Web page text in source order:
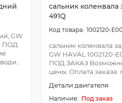
GW
ПОД
сальник коленвала
491Q
1002120-
сальник коленвала
GW HAVAL 1002120-
ПОД ЗАКАЗ
цены. Оплата заказа
Детали двигателя
Под заказ